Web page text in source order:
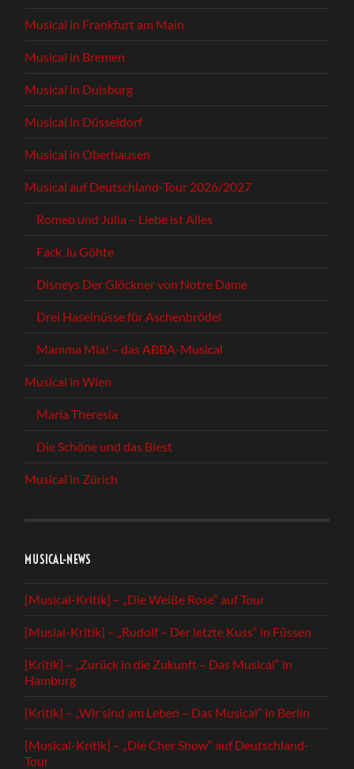
Musical in Frankfurt am Main
Musical in Bremen
Musical in Duisburg
Musical in Düsseldorf
Musical in Oberhausen
Musical auf Deutschland-Tour 2026/2027
Romeo und Julia – Liebe ist Alles
Fack Ju Göhte
Disneys Der Glöckner von Notre Dame
Drei Haselnüsse für Aschenbrödel
Mamma Mia! – das ABBA-Musical
Musical in Wien
Maria Theresia
Die Schöne und das Biest
Musical in Zürich
MUSICAL-NEWS
[Musical-Kritik] – „Die Weiße Rose“ auf Tour
[Musial-Kritik] – „Rudolf – Der letzte Kuss“ in Füssen
[Kritik] – „Zurück in die Zukunft – Das Musical“ in
Hamburg
[Kritik] – „Wir sind am Leben – Das Musical“ in Berlin
[Musical-Kritik] – „Die Cher Show“ auf Deutschland-
Tour